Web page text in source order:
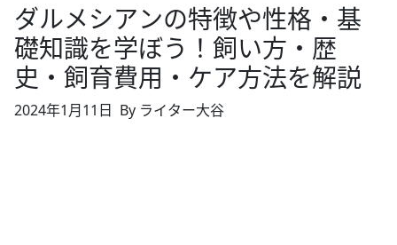
ダルメシアンの特徴や性格・基
礎知識を学ぼう！飼い方・歴
史・飼育費用・ケア方法を解説
2024年1月11日 By ライター大谷